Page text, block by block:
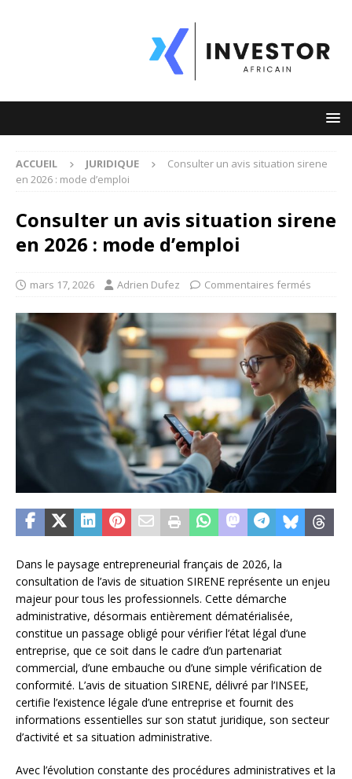
ACCUEIL JURIDIQUE
Consulter un avis situation sirene
en 2026 : mode d’emploi
Consulter un avis situation sirene
en 2026 : mode d’emploi
mars 17, 2026 Adrien Dufez Commentaires fermés
Dans le paysage entrepreneurial français de 2026, la
consultation de l’avis de situation SIRENE représente un enjeu
majeur pour tous les professionnels. Cette démarche
administrative, désormais entièrement dématérialisée,
constitue un passage obligé pour vérifier l’état légal d’une
entreprise, que ce soit dans le cadre d’un partenariat
commercial, d’une embauche ou d’une simple vérification de
conformité. L’avis de situation SIRENE, délivré par l’INSEE,
certifie l’existence légale d’une entreprise et fournit des
informations essentielles sur son statut juridique, son secteur
d’activité et sa situation administrative.
Avec l’évolution constante des procédures administratives et la